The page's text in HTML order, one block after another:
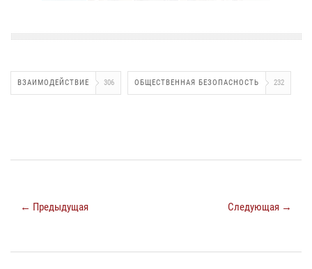
ВЗАИМОДЕЙСТВИЕ 306 ОБЩЕСТВЕННАЯ БЕЗОПАСНОСТЬ 232
← Предыдущая Следующая →